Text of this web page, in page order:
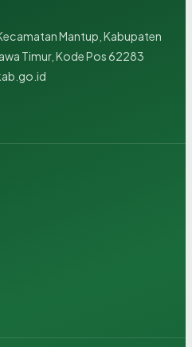
Mantup, Kabupaten
Timur, Kode Pos 62283